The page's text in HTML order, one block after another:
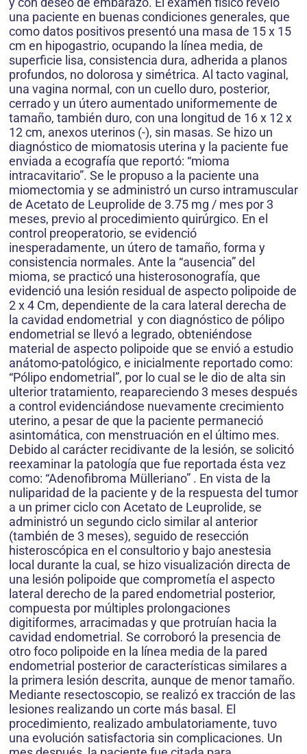
una paciente en buenas condiciones generales, que
como datos positivos presentó una masa de 15 x 15
cm en hipogastrio, ocupando la línea media, de
superficie lisa, consistencia dura, adherida a planos
profundos, no dolorosa y simétrica. Al tacto vaginal,
una vagina normal, con un cuello duro, posterior,
cerrado y un útero aumentado uniformemente de
tamaño, también duro, con una longitud de 16 x 12 x
12 cm, anexos uterinos (-), sin masas. Se hizo un
diagnóstico de miomatosis uterina y la paciente fue
enviada a ecografía que reportó: “mioma
intracavitario”. Se le propuso a la paciente una
miomectomia y se administró un curso intramuscular
de Acetato de Leuprolide de 3.75 mg / mes por 3
meses, previo al procedimiento quirúrgico. En el
control preoperatorio, se evidenció
inesperadamente, un útero de tamaño, forma y
consistencia normales. Ante la “ausencia” del
mioma, se practicó una histerosonografía, que
evidenció una lesión residual de aspecto polipoide de
2 x 4 Cm, dependiente de la cara lateral derecha de
la cavidad endometrial y con diagnóstico de pólipo
endometrial se llevó a legrado, obteniéndose
material de aspecto polipoide que se envió a estudio
anátomo-patológico, e inicialmente reportado como:
“Pólipo endometrial”, por lo cual se le dio de alta sin
ulterior tratamiento, reapareciendo 3 meses después
a control evidenciándose nuevamente crecimiento
uterino, a pesar de que la paciente permaneció
asintomática, con menstruación en el último mes.
Debido al carácter recidivante de la lesión, se solicitó
reexaminar la patología que fue reportada ésta vez
como: “Adenofibroma Mülleriano” . En vista de la
nuliparidad de la paciente y de la respuesta del tumor
a un primer ciclo con Acetato de Leuprolide, se
administró un segundo ciclo similar al anterior
(también de 3 meses), seguido de resección
histeroscópica en el consultorio y bajo anestesia
local durante la cual, se hizo visualización directa de
una lesión polipoide que comprometía el aspecto
lateral derecho de la pared endometrial posterior,
compuesta por múltiples prolongaciones
digitiformes, arracimadas y que protruían hacia la
cavidad endometrial. Se corroboró la presencia de
otro foco polipoide en la línea media de la pared
endometrial posterior de características similares a
la primera lesión descrita, aunque de menor tamaño.
Mediante resectoscopio, se realizó ex tracción de las
lesiones realizando un corte más basal. El
procedimiento, realizado ambulatoriamente, tuvo
una evolución satisfactoria sin complicaciones. Un